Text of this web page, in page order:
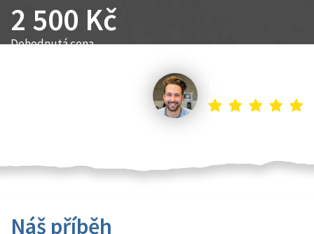
2 500 Kč
Dohodnutá cena
Náš příběh